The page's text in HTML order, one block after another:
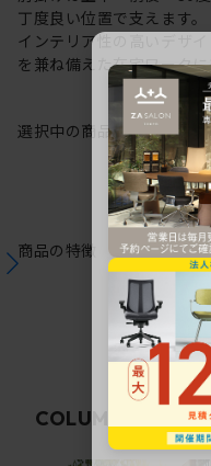
丁度良い位置で支えます。
インテリア性の高いデザ
を兼ね備えた在宅ワーク
選択中の商品情報保証注
商品の特徴
COLUMN 関連コ